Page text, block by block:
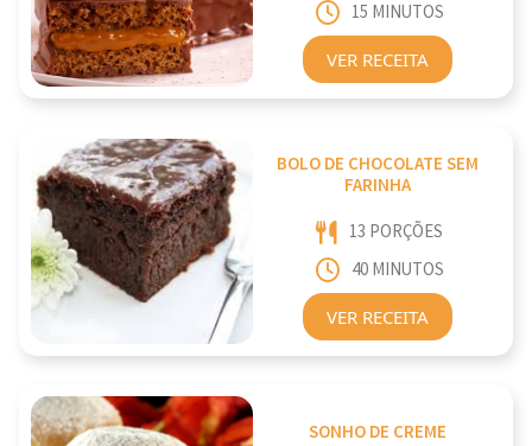
15 MINUTOS
VER RECEITA
BOLO DE CHOCOLATE SEM
FARINHA
13 PORÇÕES
40 MINUTOS
VER RECEITA
SONHO DE CREME